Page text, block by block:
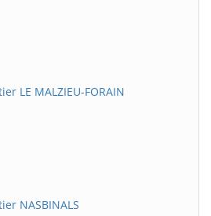
LE MALZIEU-FORAIN
NASBINALS